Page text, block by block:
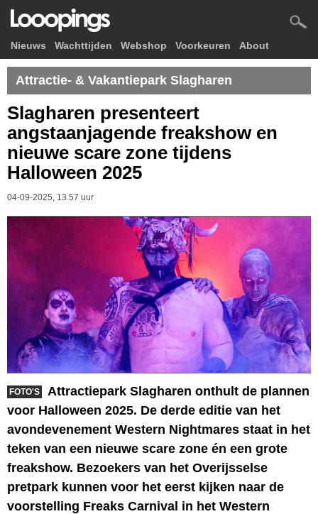
Nieuws Wachttijden Webshop Voorkeuren About
Attractie- & Vakantiepark Slagharen
Slagharen presenteert
angstaanjagende freakshow en
nieuwe scare zone tijdens
Halloween 2025
04-09-2025, 13.57 uur
FOTO'S
Attractiepark Slagharen onthult de plannen
voor Halloween 2025. De derde editie van het
avondevenement Western Nightmares staat in het
teken van een nieuwe scare zone én een grote
freakshow. Bezoekers van het Overijsselse
pretpark kunnen voor het eerst kijken naar de
voorstelling Freaks Carnival in het Western